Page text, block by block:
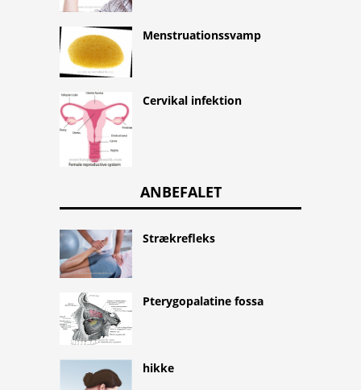
Menstruationssvamp
Cervikal infektion
ANBEFALET
Strækrefleks
Pterygopalatine fossa
hikke